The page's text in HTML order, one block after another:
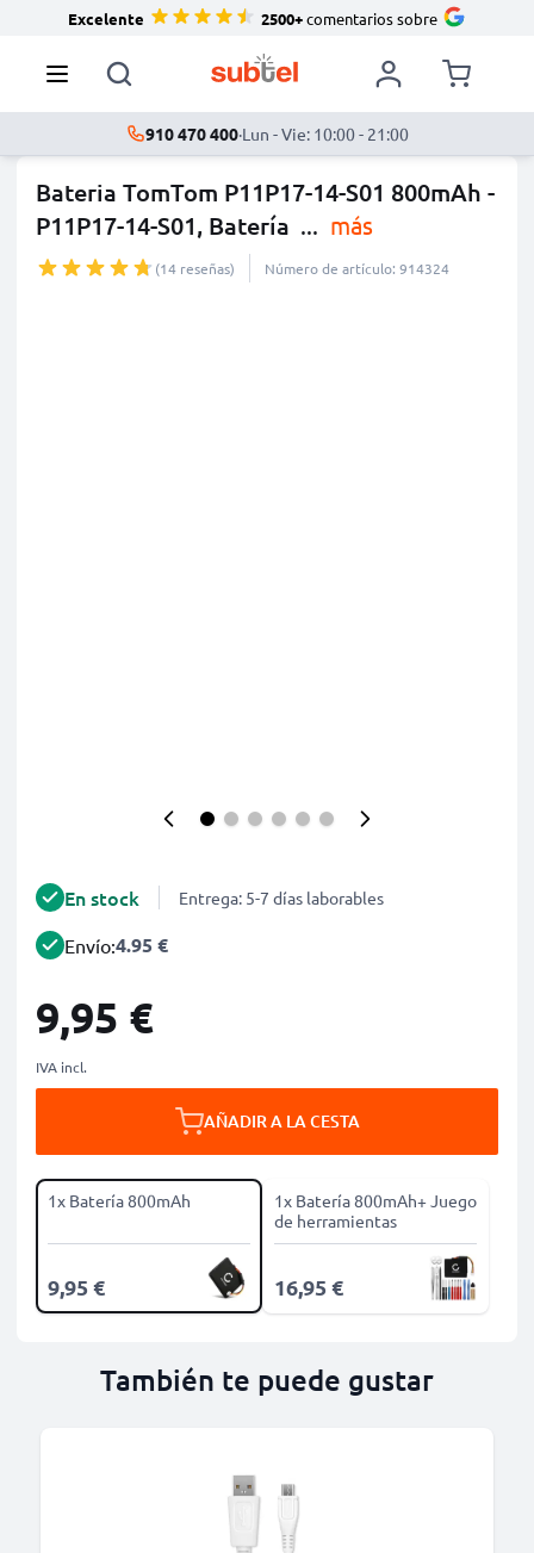
Excelente 2500+comentarios sobre
910 470 400·Lun - Vie: 10:00 - 21:00
Bateria TomTom P11P17-14-S01 800mAh -
P11P17-14-S01, Batería ... más
(14 reseñas) Número de artículo: 914324
En stock Entrega: 5-7 días laborables
Envío:4.95 €
9,95 €
IVA incl.
AÑADIR A LA CESTA
1x Batería 800mAh
9,95 €
1x Batería 800mAh+ Juego
de herramientas
16,95 €
También te puede gustar